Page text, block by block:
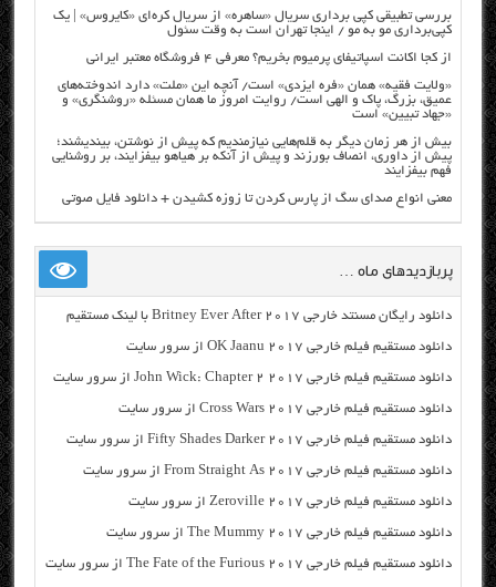
بررسی تطبیقی کپی برداری سریال «ساهره» از سریال کره‌ای «کایروس» | یک
کپی‌برداری مو به مو / اینجا تهران است به وقت سئول
از کجا اکانت اسپاتیفای پرمیوم بخریم؟ معرفی ۴ فروشگاه معتبر ایرانی
«ولایت فقیه» همان «فره ایزدی» است/ آنچه این «ملت» دارد اندوخته‌های
عمیق، بزرگ، پاک و الهی است/ روایت امروز ما همان مسئله «روشنگری» و
«جهاد تبیین» است
بیش از هر زمان دیگر به قلم‌هایی نیازمندیم که پیش از نوشتن، بیندیشند؛
پیش از داوری، انصاف بورزند و پیش از آنکه بر هیاهو بیفزایند، بر روشنایی
فهم بیفزایند
معنی انواع صدای سگ از پارس کردن تا زوزه کشیدن + دانلود فایل صوتی
پربازدیدهای ماه …
دانلود رایگان مسنتد خارجی Britney Ever After 2017 با لینک مستقیم
دانلود مستقیم فیلم خارجی OK Jaanu 2017 از سرور سایت
دانلود مستقیم فیلم خارجی John Wick: Chapter 2 2017 از سرور سایت
دانلود مستقیم فیلم خارجی Cross Wars 2017 از سرور سایت
دانلود مستقیم فیلم خارجی Fifty Shades Darker 2017 از سرور سایت
دانلود مستقیم فیلم خارجی From Straight As 2017 از سرور سایت
دانلود مستقیم فیلم خارجی Zeroville 2017 از سرور سایت
دانلود مستقیم فیلم خارجی The Mummy 2017 از سرور سایت
دانلود مستقیم فیلم خارجی The Fate of the Furious 2017 از سرور سایت